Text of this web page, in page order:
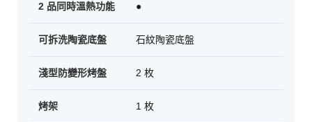
2 品同時溫熱功能 ●
可拆洗陶瓷底盤 石紋陶瓷底盤
淺型防變形烤盤 2 枚
烤架 1 枚